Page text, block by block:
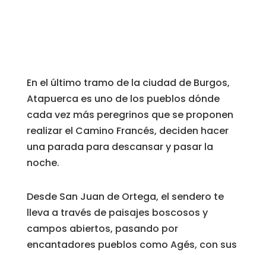
En el último tramo de la ciudad de Burgos,
Atapuerca es uno de los pueblos dónde
cada vez más peregrinos que se proponen
realizar el Camino Francés, deciden hacer
una parada para descansar y pasar la
noche.
Desde San Juan de Ortega, el sendero te
lleva a través de paisajes boscosos y
campos abiertos, pasando por
encantadores pueblos como Agés, con sus